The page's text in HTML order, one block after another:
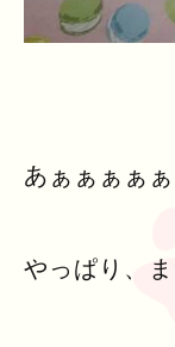
あぁぁぁぁ
やっぱり、